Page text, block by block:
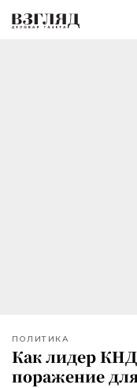
ПОЛИТИКА
Как лидер
поражение